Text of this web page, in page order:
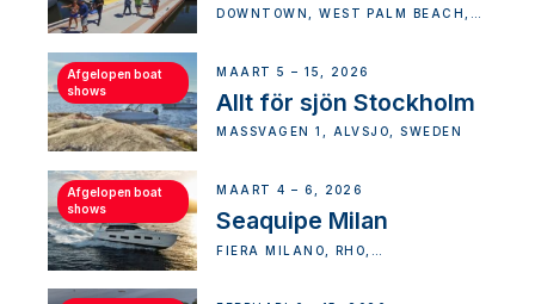
DOWNTOWN, WEST PALM BEACH,
Afgelopen boat
shows
MAART 5 – 15, 2026
Allt för sjön Stockholm
MÄSSVÄGEN 1, ÄLVSJÖ, SWEDEN
Afgelopen boat
shows
MAART 4 – 6, 2026
Seaquipe Milan
FIERA MILANO, RHO,